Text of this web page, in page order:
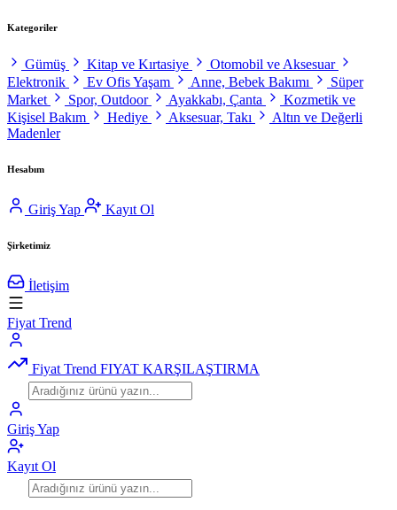
Kategoriler
Gümüş Kitap ve Kırtasiye
Otomobil ve Aksesuar
Elektronik
Ev Ofis Yaşam Anne, Bebek Bakımı
Süper
Market
Spor, Outdoor Ayakkabı, Çanta
Kozmetik ve
Kişisel Bakım
Hediye Aksesuar, Takı
Altın ve Değerli
Madenler
Hesabım
Giriş Yap Kayıt Ol
Şirketimiz
İletişim
Fiyat Trend
Fiyat Trend FIYAT KARŞILAŞTIRMA
Giriş Yap
Kayıt Ol